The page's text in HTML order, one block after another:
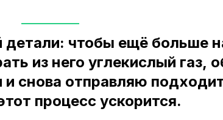
чтобы ещё больше
из него углекислый газ,
снова отправляю
процесс ускорится.